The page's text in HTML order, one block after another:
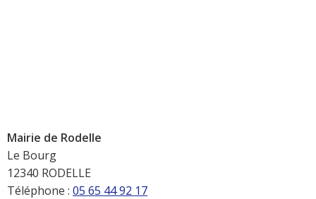
Mairie de Rodelle
Le Bourg
12340 RODELLE
Téléphone : 05 65 44 92 17